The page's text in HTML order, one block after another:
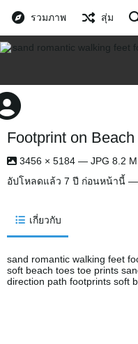
รวมภาพ สุ่ม
Footprint on Beach
3456 × 5184 — JPG 8.2
อัปโหลดแล้ว 7 ปี ก่อนหน้านี้ —
เกี่ยวกับ
sand romantic walking feet
soft beach toes toe prints
direction path footprints soft